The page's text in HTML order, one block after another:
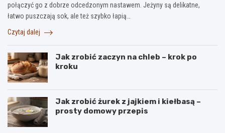
połączyć go z dobrze odcedzonym nastawem. Jeżyny są delikatne,
łatwo puszczają sok, ale też szybko łapią…
Czytaj dalej
Jak zrobić zaczyn na chleb – krok po
kroku
Jak zrobić żurek z jajkiem i kiełbasą –
prosty domowy przepis